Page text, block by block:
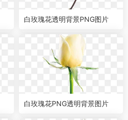
白玫瑰花透明背景PNG图片
白玫瑰花PNG透明背景图片